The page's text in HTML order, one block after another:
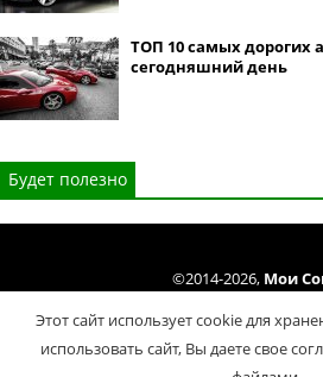
ТОП 10 самых дорогих
сегодняшний день
Будет полезно
©2014-2026, Мои
Условий
Политика
Этот сайт использует cookie для
использовать сайт, Вы даете свое